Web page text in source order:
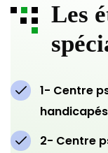
Les
1- Centre
2- Centre